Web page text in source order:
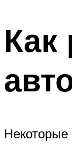
Как